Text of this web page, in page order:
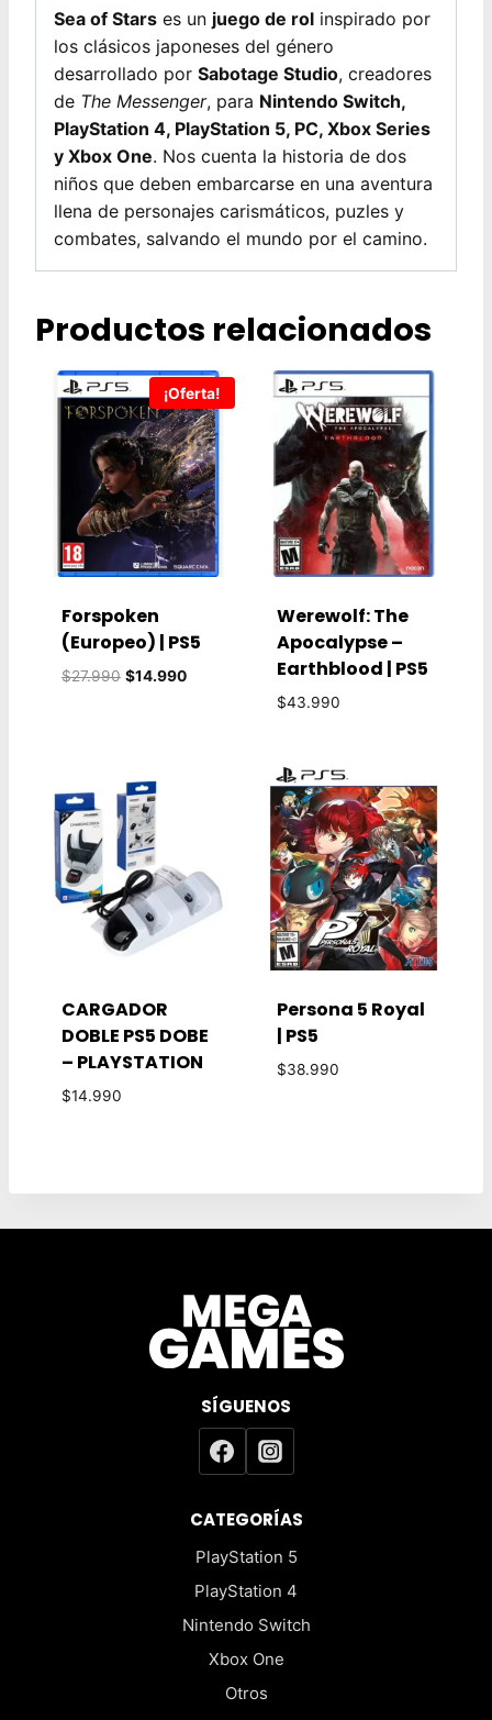
Sea of Stars es un juego de rol inspirado por
los clásicos japoneses del género
desarrollado por Sabotage Studio, creadores
de The Messenger, para Nintendo Switch,
PlayStation 4, PlayStation 5, PC, Xbox Series
y Xbox One. Nos cuenta la historia de dos
niños que deben embarcarse en una aventura
llena de personajes carismáticos, puzles y
combates, salvando el mundo por el camino.
Productos relacionados
¡Oferta!
Forspoken
(Europeo) | PS5
$27.990 El
$14.990El
Werewolf: The
Apocalypse –
Earthblood | PS5
$43.990
CARGADOR
DOBLE PS5 DOBE
– PLAYSTATION
$14.990
Persona 5 Royal
| PS5
$38.990
SÍGUENOS
CATEGORÍAS
PlayStation 5
PlayStation 4
Nintendo Switch
Xbox One
Otros